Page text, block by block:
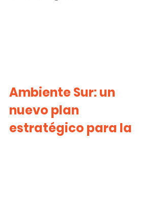
Ambiente Sur: un
nuevo plan
estratégico para la